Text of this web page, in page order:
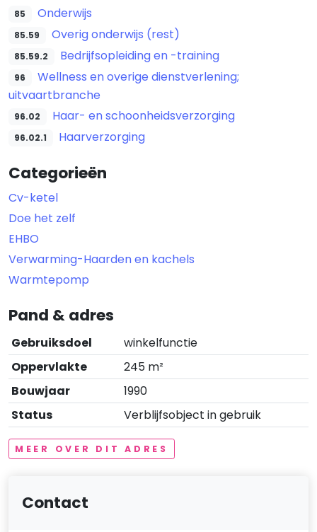
85 Onderwijs
85.59 Overig onderwijs (rest)
85.59.2 Bedrijfsopleiding en -training
96
Wellness en overige dienstverlening;
uitvaartbranche
96.02 Haar- en schoonheidsverzorging
96.02.1 Haarverzorging
Categorieën
Cv-ketel
Doe het zelf
EHBO
Verwarming-Haarden en kachels
Warmtepomp
Pand & adres
Gebruiksdoel
winkelfunctie
Oppervlakte
245 m²
Bouwjaar
1990
Status
Verblijfsobject in gebruik
MEER OVER DIT ADRES
Contact